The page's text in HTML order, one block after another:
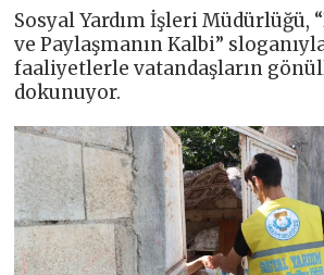
Sosyal Yardım İşleri Müdürlüğü,
ve Paylaşmanın Kalbi”
faaliyetlerle vatandaşların
dokunuyor.